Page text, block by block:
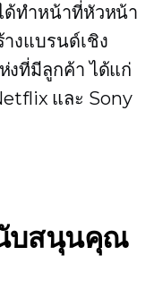
ด้ทำหน้าที่หัวหน้า
งแบรนด์เชิง
งที่มีลูกค้า ได้แก่
และ Sony
บสนุนคุณ